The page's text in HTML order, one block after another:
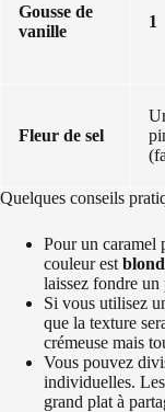
Gousse de
vanille
1
Fleur de sel
Quelques conseils
Pour un caramel
couleur est
laissez fondre un
Si vous utilisez
que la texture
crémeuse mais
Vous pouvez
individuelles.
grand plat à